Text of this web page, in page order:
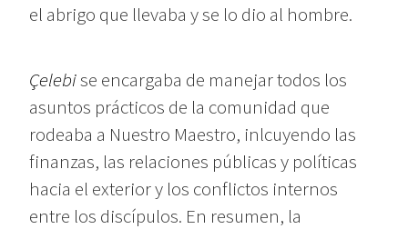
el abrigo que llevaba y se lo dio al hombre.
Çelebise encargaba de manejar todos los
asuntos prácticos de la comunidad que
rodeaba a Nuestro Maestro, inlcuyendo las
finanzas, las relaciones públicas y políticas
hacia el exterior y los conflictos internos
entre los discípulos. En resumen, la